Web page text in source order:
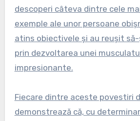
descoperi câteva dintre cele
exemple ale unor persoane
atins obiectivele și au reușit
prin dezvoltarea unei
impresionante.
Fiecare dintre aceste povestiri
demonstrează că, cu